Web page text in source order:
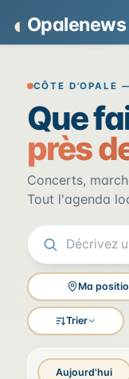
◐ Opalenews
CÔTE D'OPALE
Que
près
Concerts,
Tout l'agenda
Ma
Trier
Aujourd'hui